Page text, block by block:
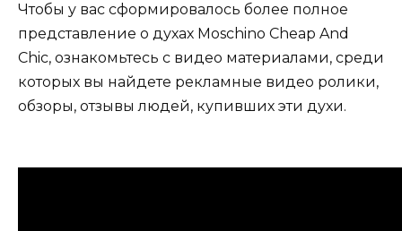
Чтобы у вас сформировалось более полное
представление о духах Moschino Cheap And
Chic, ознакомьтесь с видео материалами, среди
которых вы найдете рекламные видео ролики,
обзоры, отзывы людей, купивших эти духи.